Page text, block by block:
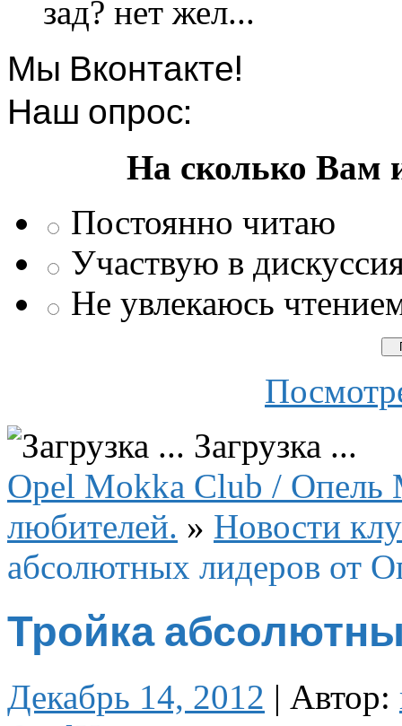
зад? нет жел...
Мы Вконтакте!
Наш опрос:
На сколько Вам
Постоянно читаю
Участвую в
Не увлекаюсь
Загрузка ...
Opel Mokka Club / Опель
любителей. » Новости
абсолютных лидеров от
Тройка
Декабрь 14, 2012 | Автор: